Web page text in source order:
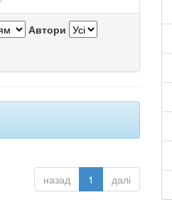
Автори
назад 1 далі